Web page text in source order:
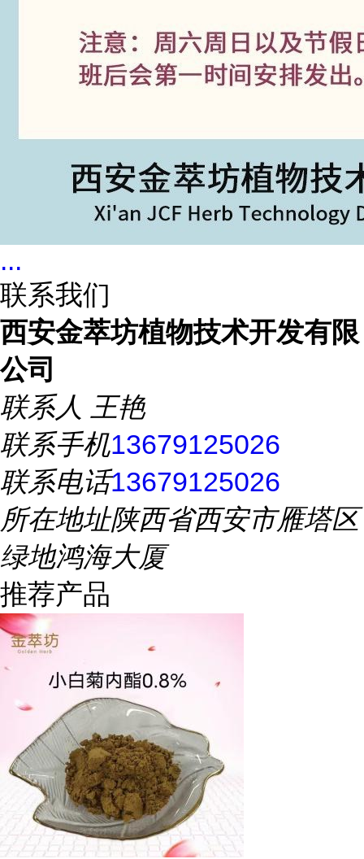
...
联系我们
西安金萃坊植物技术开发有限
公司
联系人 王艳
联系手机13679125026
联系电话13679125026
所在地址陕西省西安市雁塔区
绿地鸿海大厦
推荐产品